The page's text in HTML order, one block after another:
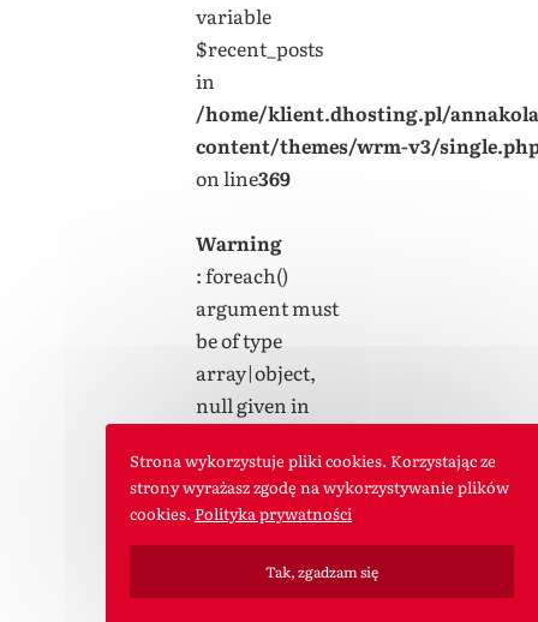
variable
$recent_posts
in
/home/klient.dhosting.pl/
content/themes/wrm-v3/
on line369
Warning
: foreach()
argument must
be of type
array|object,
null given in
content/themes/wrm-v3/
on line369
Strona wykorzystuje pliki cookies. Korzystając ze
strony wyrażasz zgodę na wykorzystywanie plików
cookies. Polityka prywatności
Tak, zgadzam się